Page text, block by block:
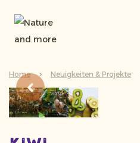
Home Neuigkeiten & Projekte